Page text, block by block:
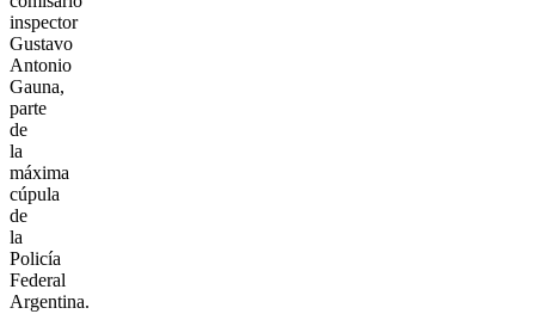
inspector
Gustavo
Antonio
Gauna,
parte
de
la
máxima
cúpula
de
la
Policía
Federal
Argentina.